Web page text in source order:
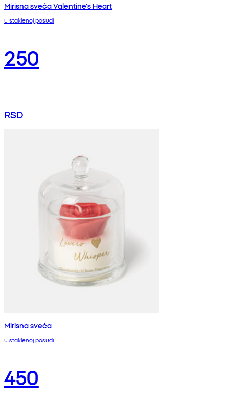
Mirisna sveća Valentine's Heart
u staklenoj posudi
250
RSD
Mirisna sveća
u staklenoj posudi
450